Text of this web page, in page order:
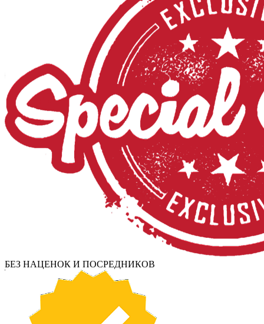
БЕЗ НАЦЕНОК И ПОСРЕДНИКОВ